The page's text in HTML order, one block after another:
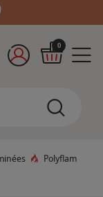
0
Polyflam